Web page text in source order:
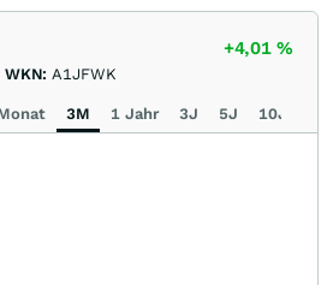
+4,01%
WKN: A1JFWK
3M 1 Jahr 3J 5J 10J